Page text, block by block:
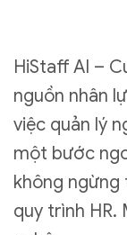
HiStaff AI –
nguồn nhân
việc quản lý
một bước
không ngừng
quy trình